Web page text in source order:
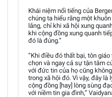
Khái niệm nổi tiếng của
chúng ta hiểu rằng một
lắng, chỉ khi xã hội xung
khi cộng đồng xung quanh
đó là đúng.”
“Khi điều đó thất bại, tôn
chọn và ngay cả sự tận tâm
với đức tin của họ cũng
trong xã hội đó. Vì vậy, đây
cộng đồng [hay] lòng sùng
với niềm tin gia đình,”